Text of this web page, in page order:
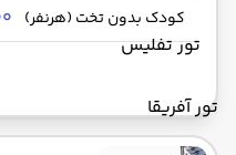
تور تفلیس
تور آفریقا
کودک بدون تخت (هرنفر)